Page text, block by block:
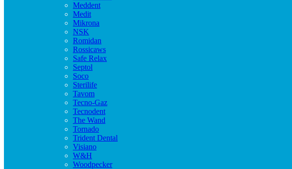
Meddent
Medit
Mikrona
NSK
Romidan
Rossicaws
Safe Relax
Septol
Soco
Sterilife
Tavom
Tecno-Gaz
Tecnodent
The Wand
Tornado
Trident Dental
Visiano
W&H
Woodpecker